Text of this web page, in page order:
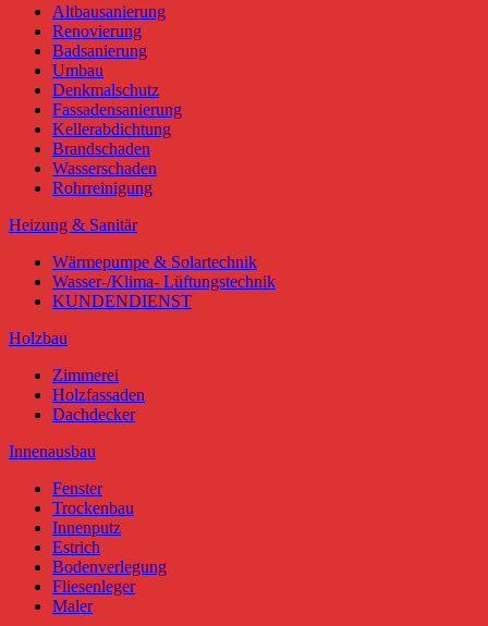
Altbausanierung
Renovierung
Badsanierung
Umbau
Denkmalschutz
Fassadensanierung
Kellerabdichtung
Brandschaden
Wasserschaden
Rohrreinigung
Heizung & Sanitär
Wärmepumpe & Solartechnik
Wasser-/Klima- Lüftungstechnik
KUNDENDIENST
Holzbau
Zimmerei
Holzfassaden
Dachdecker
Innenausbau
Fenster
Trockenbau
Innenputz
Estrich
Bodenverlegung
Fliesenleger
Maler